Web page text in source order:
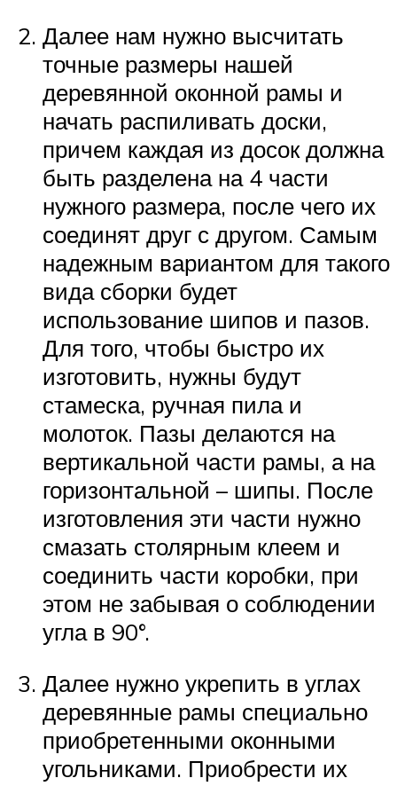
Далее нам нужно высчитать
точные размеры нашей
деревянной оконной рамы и
начать распиливать доски,
причем каждая из досок должна
быть разделена на 4 части
нужного размера, после чего их
соединят друг с другом. Самым
надежным вариантом для такого
вида сборки будет
использование шипов и пазов.
Для того, чтобы быстро их
изготовить, нужны будут
стамеска, ручная пила и
молоток. Пазы делаются на
вертикальной части рамы, а на
горизонтальной – шипы. После
изготовления эти части нужно
смазать столярным клеем и
соединить части коробки, при
этом не забывая о соблюдении
угла в 90°.
Далее нужно укрепить в углах
деревянные рамы специально
приобретенными оконными
угольниками. Приобрести их